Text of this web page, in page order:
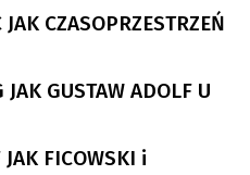
CZASOPRZESTRZEŃ
GUSTAW ADOLF U
FICOWSKI i